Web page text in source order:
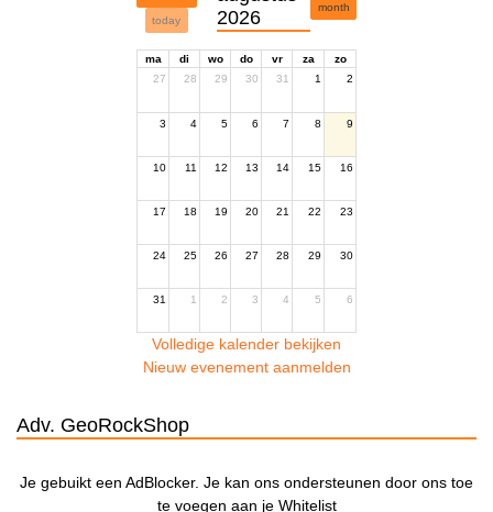
today
2026
month
ma di wo do vr za
zo
27
28 29 30 31 1 2
3 4 5 6 7 8 9
10 11 12 13 14 15 16
17 18 19 20 21 22 23
24 25 26 27 28 29 30
31 1 2 3 4 5 6
Volledige kalender bekijken
Nieuw evenement aanmelden
Adv. GeoRockShop
Je gebuikt een AdBlocker. Je kan ons ondersteunen door ons toe
te voegen aan je Whitelist